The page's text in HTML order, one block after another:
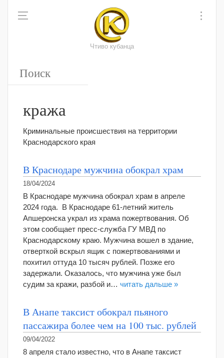
Чтиво кубанца
кража
Криминальные происшествия на территории
Краснодарского края
В Краснодаре мужчина обокрал храм
18/04/2024
В Краснодаре мужчина обокрал храм в апреле
2024 года. В Краснодаре 61-летний житель
Апшеронска украл из храма пожертвования. Об
этом сообщает пресс-служба ГУ МВД по
Краснодарскому краю. Мужчина вошел в здание,
отверткой вскрыл ящик с пожертвованиями и
похитил оттуда 10 тысяч рублей. Позже его
задержали. Оказалось, что мужчина уже был
судим за кражи, разбой и… читать дальше »
В Анапе таксист обокрал пьяного
пассажира более чем на 100 тыс. рублей
09/04/2022
8 апреля стало известно, что в Анапе таксист